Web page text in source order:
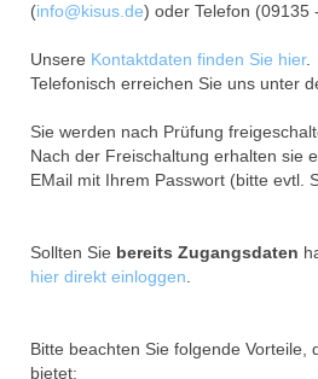
(info@kisus.de) oder Telefon (09135
Unsere Kontaktdaten finden Sie hier.
Telefonisch erreichen Sie uns unter
Sie werden nach Prüfung
Nach der Freischaltung erhalten sie
EMail mit Ihrem Passwort (bitte evtl.
Sollten Sie bereits Zugangsdaten
hier direkt einloggen.
Bitte beachten Sie folgende Vorteile,
bietet: